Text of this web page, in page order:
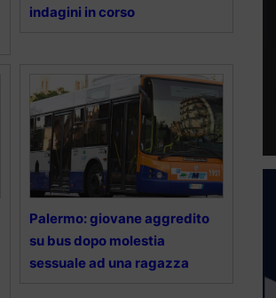
indagini in corso
Palermo: giovane aggredito
su bus dopo molestia
sessuale ad una ragazza